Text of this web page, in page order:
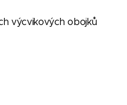
výcvikových obojků